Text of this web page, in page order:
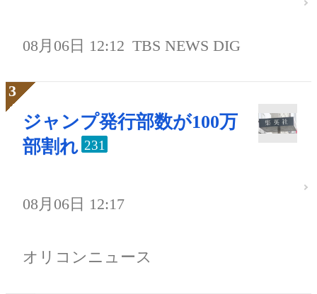
08月06日 12:12 TBS NEWS DIG
ジャンプ発行部数が100万
部割れ 231
08月06日 12:17
オリコンニュース